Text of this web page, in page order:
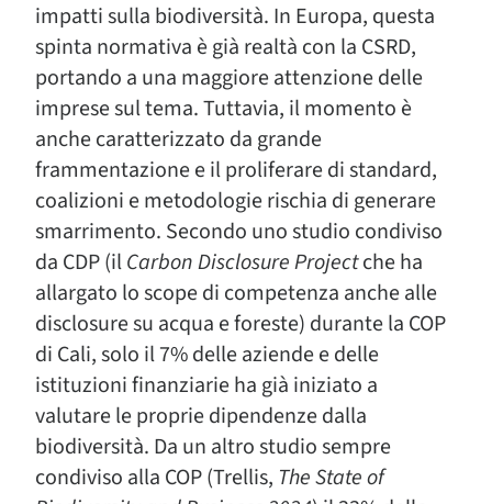
impatti sulla biodiversità. In Europa, questa
spinta normativa è già realtà con la CSRD,
portando a una maggiore attenzione delle
imprese sul tema. Tuttavia, il momento è
anche caratterizzato da grande
frammentazione e il proliferare di standard,
coalizioni e metodologie rischia di generare
smarrimento. Secondo uno studio condiviso
da CDP (ilCarbon Disclosure Projectche ha
allargato lo scope di competenza anche alle
disclosure su acqua e foreste) durante la COP
di Cali, solo il 7% delle aziende e delle
istituzioni finanziarie ha già iniziato a
valutare le proprie dipendenze dalla
biodiversità. Da un altro studio sempre
condiviso alla COP (Trellis, The State of